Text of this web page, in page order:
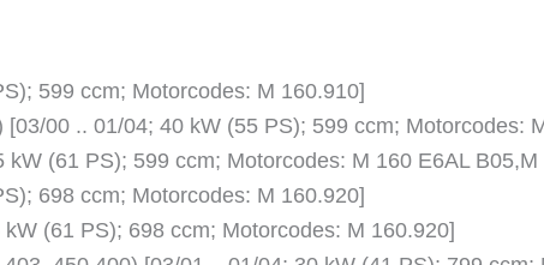
599 ccm; Motorcodes: M 160.910]
00 .. 01/04; 40 kW (55 PS); 599 ccm; Motorcodes:
(61 PS); 599 ccm; Motorcodes: M 160 E6AL B05,M
698 ccm; Motorcodes: M 160.920]
(61 PS); 698 ccm; Motorcodes: M 160.920]